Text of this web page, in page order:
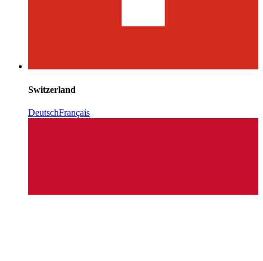
Switzerland
DeutschFrançais